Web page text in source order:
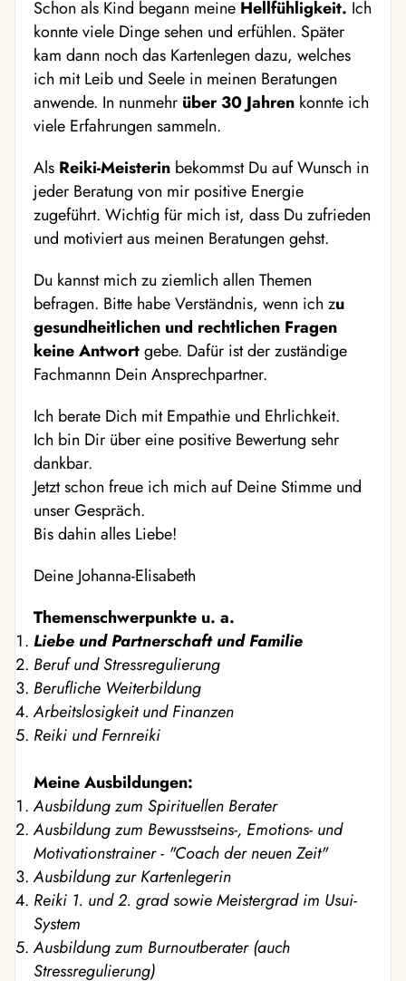
Schon als Kind begann meine Hellfühligkeit. Ich
konnte viele Dinge sehen und erfühlen. Später
kam dann noch das Kartenlegen dazu, welches
ich mit Leib und Seele in meinen Beratungen
anwende. In nunmehr über 30 Jahren konnte ich
viele Erfahrungen sammeln.
Als Reiki-Meisterin bekommst Du auf Wunsch in
jeder Beratung von mir positive Energie
zugeführt. Wichtig für mich ist, dass Du zufrieden
und motiviert aus meinen Beratungen gehst.
Du kannst mich zu ziemlich allen Themen
befragen. Bitte habe Verständnis, wenn ich zu
gesundheitlichen und rechtlichen Fragen
keine Antwortgebe. Dafür ist der zuständige
Fachmannn Dein Ansprechpartner.
Ich berate Dich mit Empathie und Ehrlichkeit.
Ich bin Dir über eine positive Bewertung sehr
dankbar.
Jetzt schon freue ich mich auf Deine Stimme und
unser Gespräch.
Bis dahin alles Liebe!
Deine Johanna-Elisabeth
Themenschwerpunkte u. a.
Liebe und Partnerschaft und Familie
Beruf und Stressregulierung
Berufliche Weiterbildung
Arbeitslosigkeit und Finanzen
Reiki und Fernreiki
Meine Ausbildungen:
Ausbildung zum Spirituellen Berater
Ausbildung zum Bewusstseins-, Emotions- und
Motivationstrainer - "Coach der neuen Zeit"
Ausbildung zur Kartenlegerin
Reiki 1. und 2. grad sowie Meistergrad im Usui-
System
Ausbildung zum Burnoutberater (auch
Stressregulierung)